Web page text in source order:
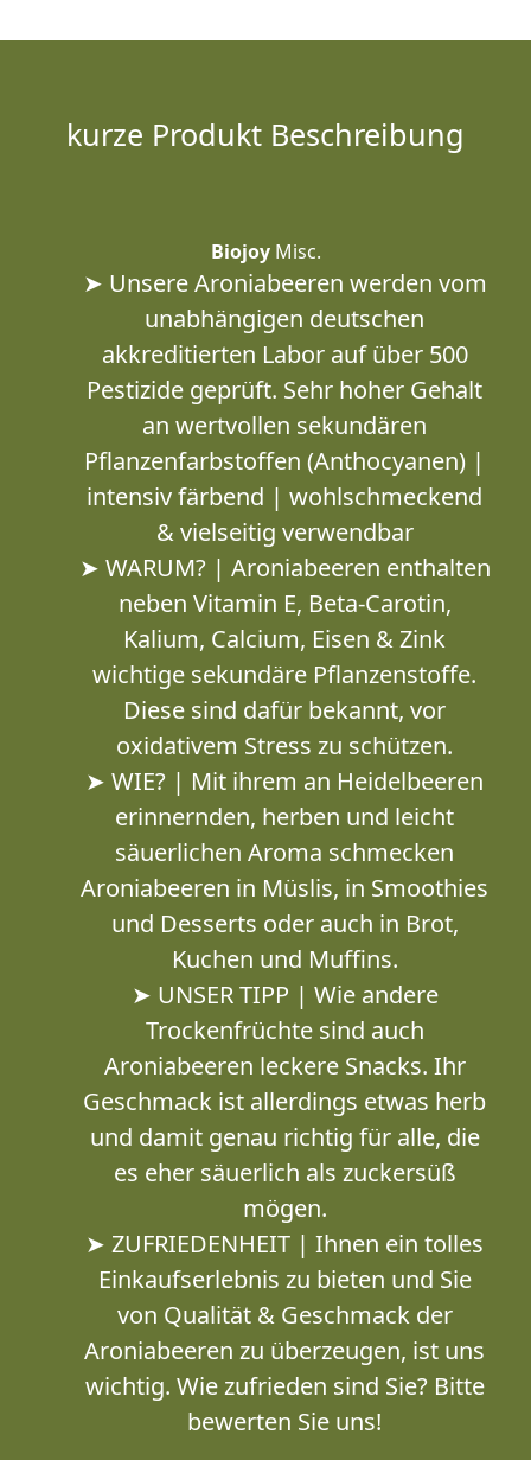
kurze Produkt Beschreibung
BiojoyMisc.
➤ Unsere Aroniabeeren werden vom
unabhängigen deutschen
akkreditierten Labor auf über 500
Pestizide geprüft. Sehr hoher Gehalt
an wertvollen sekundären
Pflanzenfarbstoffen (Anthocyanen) |
intensiv färbend | wohlschmeckend
& vielseitig verwendbar
➤ WARUM? | Aroniabeeren enthalten
neben Vitamin E, Beta-Carotin,
Kalium, Calcium, Eisen & Zink
wichtige sekundäre Pflanzenstoffe.
Diese sind dafür bekannt, vor
oxidativem Stress zu schützen.
➤ WIE? | Mit ihrem an Heidelbeeren
erinnernden, herben und leicht
säuerlichen Aroma schmecken
Aroniabeeren in Müslis, in Smoothies
und Desserts oder auch in Brot,
Kuchen und Muffins.
➤ UNSER TIPP | Wie andere
Trockenfrüchte sind auch
Aroniabeeren leckere Snacks. Ihr
Geschmack ist allerdings etwas herb
und damit genau richtig für alle, die
es eher säuerlich als zuckersüß
mögen.
➤ ZUFRIEDENHEIT | Ihnen ein tolles
Einkaufserlebnis zu bieten und Sie
von Qualität & Geschmack der
Aroniabeeren zu überzeugen, ist uns
wichtig. Wie zufrieden sind Sie? Bitte
bewerten Sie uns!